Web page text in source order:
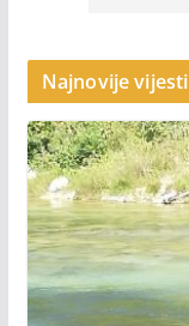
Najnovije vijesti